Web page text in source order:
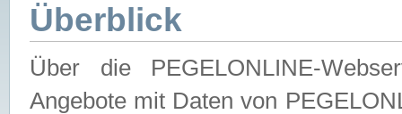
Überblick
Über die PEGELONLINE-
Angebote mit Daten von